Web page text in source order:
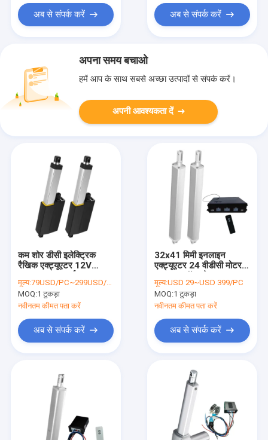
अब से संपर्क करें अब से संपर्क करें
अपना समय बचाओ
हमें आप के साथ सबसे अच्छा उत्पादों से संपर्क करें।
अपनी आवश्यकता दें
कम शोर डीसी इलेक्ट्रिक
रैखिक एक्ट्यूएटर 12V
स्वचालन के लिए धक्का
मूल्य:79USD/PC~299USD/PC
MOQ:1 टुकड़ा
नवीनतम कीमत पता करें
अब से संपर्क करें
32x41 मिमी इनलाइन
एक्ट्यूएटर 24 वीडीसी मोटर
सिंक्रनाइजेशन कंट्रोल
सिस्टम
मूल्य:USD 29~USD 399/PC
MOQ:1 टुकड़ा
नवीनतम कीमत पता करें
अब से संपर्क करें